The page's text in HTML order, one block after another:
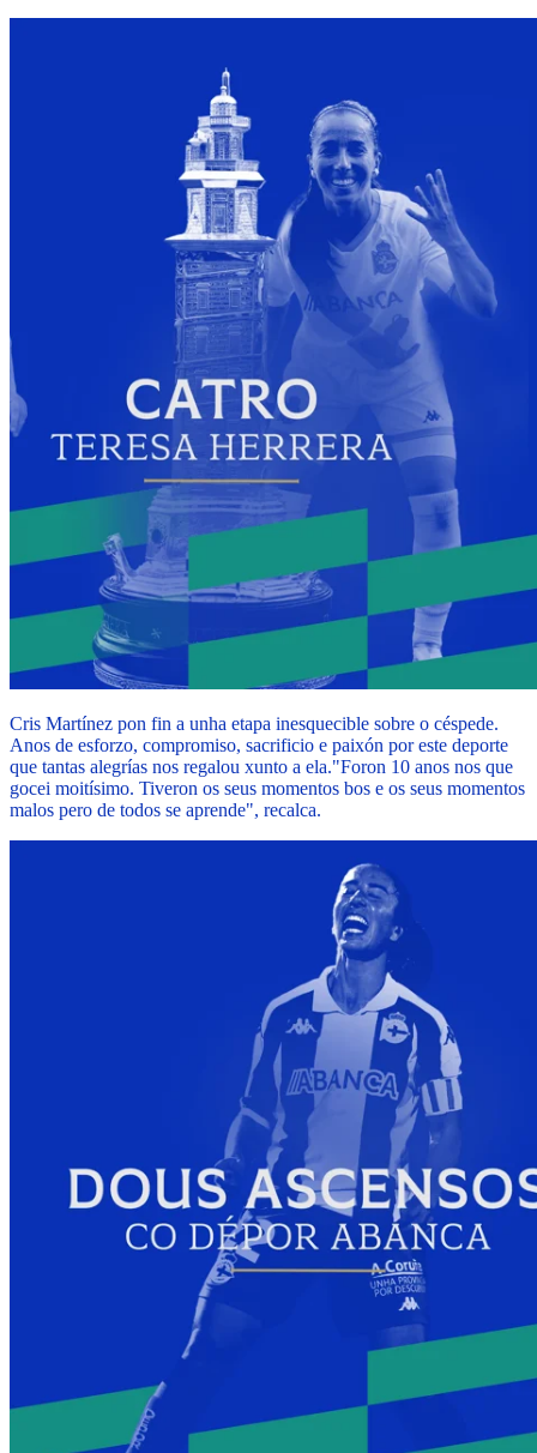
Cris Martínez pon fin a unha etapa inesquecible sobre o céspede.
Anos de esforzo, compromiso, sacrificio e paixón por este deporte
que tantas alegrías nos regalou xunto a ela."Foron 10 anos nos que
gocei moitísimo. Tiveron os seus momentos bos e os seus momentos
malos pero de todos se aprende", recalca.